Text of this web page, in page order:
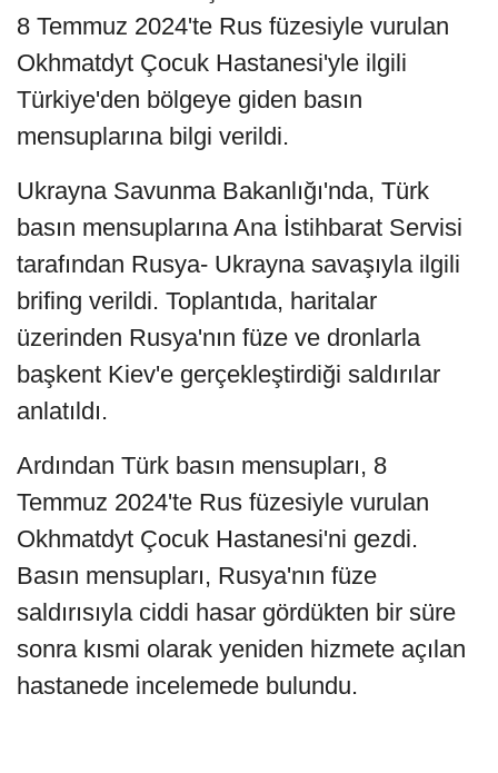
8 Temmuz 2024'te Rus füzesiyle vurulan
Okhmatdyt Çocuk Hastanesi'yle ilgili
Türkiye'den bölgeye giden basın
mensuplarına bilgi verildi.
Ukrayna Savunma Bakanlığı'nda, Türk
basın mensuplarına Ana İstihbarat Servisi
tarafından Rusya- Ukrayna savaşıyla ilgili
brifing verildi. Toplantıda, haritalar
üzerinden Rusya'nın füze ve dronlarla
başkent Kiev'e gerçekleştirdiği saldırılar
anlatıldı.
Ardından Türk basın mensupları, 8
Temmuz 2024'te Rus füzesiyle vurulan
Okhmatdyt Çocuk Hastanesi'ni gezdi.
Basın mensupları, Rusya'nın füze
saldırısıyla ciddi hasar gördükten bir süre
sonra kısmi olarak yeniden hizmete açılan
hastanede incelemede bulundu.